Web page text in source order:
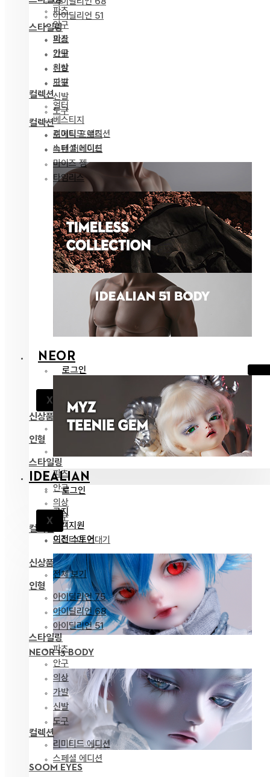
아이딜리언 51
스타일링
파츠
안구
의상
가발
신발
도구
컬렉션
리미티드 에디션
스페셜 에디션
NEOR
로그인
X 고객지원
신상품
전체 보기
인형
스타일링
파츠
안구
의상
도구
컬렉션
드리티아 연대기
NEOR 13 BODY
SOOM EYES
파츠
안구
의상
가발
신발
도구
컬렉션
얼터
베스티지
포에틱 프로즈
녹턴 퍼레이드
마이즈 젬
타임리스
IDEALIAN
로그인
X
공지
고객지원
이전 스토어
신상품
전체 보기
인형
아이딜리언 75
아이딜리언 68
아이딜리언 51
스타일링
파츠
안구
의상
가발
신발
도구
컬렉션
리미티드 에디션
스페셜 에디션